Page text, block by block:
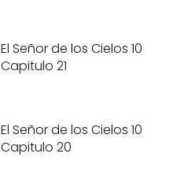
El Señor de los Cielos 10
Capitulo 21
El Señor de los Cielos 10
Capitulo 20